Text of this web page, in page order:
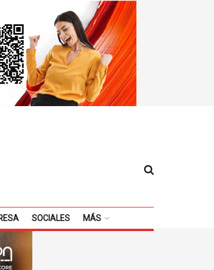
SOCIALES MÁS